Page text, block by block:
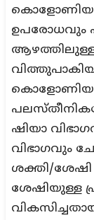
ഉപരോധവും
ഷിയാ
വിഭാഗവും
ശക്തി/ശേഷി
ശേഷിയുള്ള